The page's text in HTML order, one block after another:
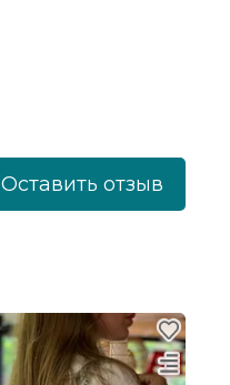
Оставить отзыв